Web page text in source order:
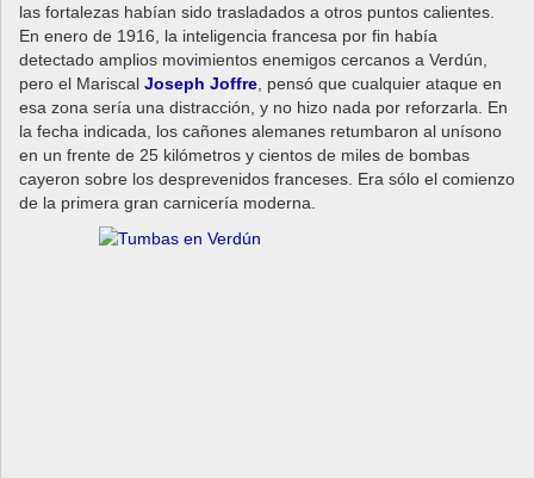
las fortalezas habían sido trasladados a otros puntos calientes.
En enero de 1916, la inteligencia francesa por fin había
detectado amplios movimientos enemigos cercanos a Verdún,
pero el Mariscal Joseph Joffre , pensó que cualquier ataque en
esa zona sería una distracción, y no hizo nada por reforzarla. En
la fecha indicada, los cañones alemanes retumbaron al unísono
en un frente de 25 kilómetros y cientos de miles de bombas
cayeron sobre los desprevenidos franceses. Era sólo el comienzo
de la primera gran carnicería moderna.